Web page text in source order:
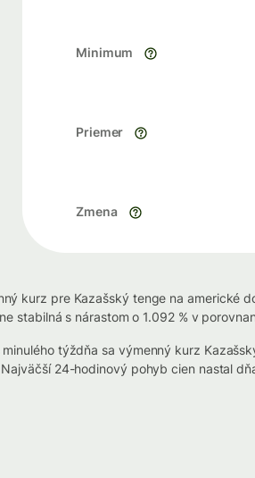
Minimum
Priemer
Zmena
kurz pre Kazašský tenge na americké
stabilná s nárastom o 1.092 % v
minulého týždňa sa výmenný kurz
24-hodinový pohyb cien nastal